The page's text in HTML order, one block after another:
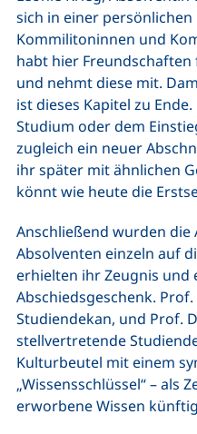
sich in einer persönlichen
Kommilitoninnen und
habt hier Freundschaften
und nehmt diese mit.
ist dieses Kapitel zu
Studium oder dem
zugleich ein neuer
ihr später mit ähnlichen
könnt wie heute die
Anschließend wurden die
Absolventen einzeln auf
erhielten ihr Zeugnis und
Abschiedsgeschenk.
Studiendekan, und Prof.
stellvertretende
Kulturbeutel mit einem
„Wissensschlüssel“ – als
erworbene Wissen